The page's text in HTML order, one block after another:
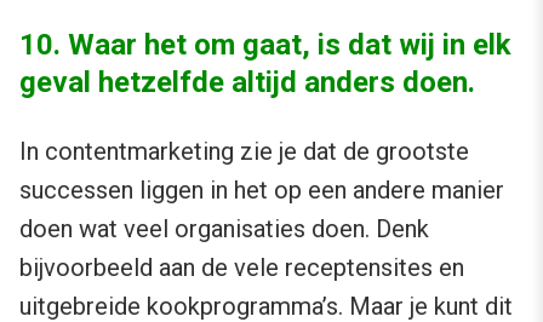
10. Waar het om gaat, is dat wij in elk
geval hetzelfde altijd anders doen.
In contentmarketing zie je dat de grootste
successen liggen in het op een andere manier
doen wat veel organisaties doen. Denk
bijvoorbeeld aan de vele receptensites en
uitgebreide kookprogramma’s. Maar je kunt dit